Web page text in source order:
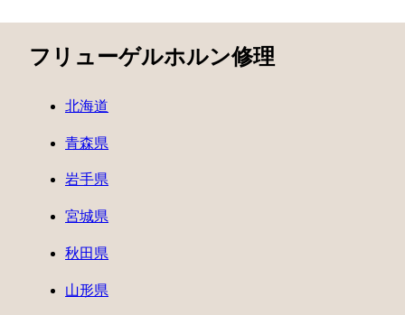
フリューゲルホルン修理
北海道
青森県
岩手県
宮城県
秋田県
山形県